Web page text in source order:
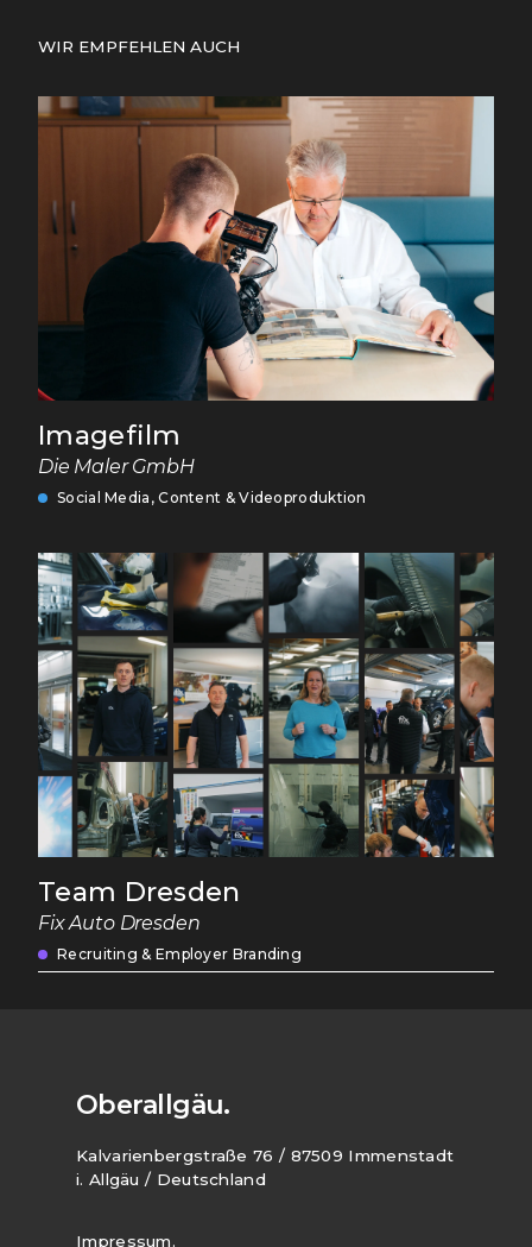
WIR EMPFEHLEN AUCH
Imagefilm
Die Maler GmbH
Social Media, Content & Videoproduktion
Team Dresden
Fix Auto Dresden
Recruiting & Employer Branding
Oberallgäu.
Kalvarienbergstraße 76 / 87509 Immenstadt
i. Allgäu / Deutschland
Impressum.